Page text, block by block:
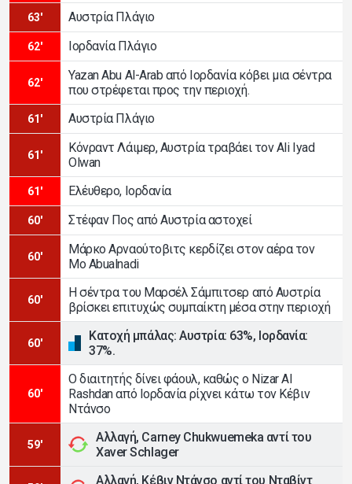
63' Αυστρία Πλάγιο
62' Ιορδανία Πλάγιο
62'
Yazan Abu Al-Arab από Ιορδανία κόβει μια σέντρα
που στρέφεται προς την περιοχή.
61' Αυστρία Πλάγιο
61'
Κόνραντ Λάιμερ, Αυστρία τραβάει τον Ali Iyad
Olwan
61' Ελέυθερο, Ιορδανία
60' Στέφαν Πος από Αυστρία αστοχεί
60'
Μάρκο Αρναούτοβιτς κερδίζει στον αέρα τον
Mo Abualnadi
60'
Η σέντρα του Μαρσέλ Σάμπιτσερ από Αυστρία
βρίσκει επιτυχώς συμπαίκτη μέσα στην περιοχή
60'
Κατοχή μπάλας: Αυστρία: 63%, Ιορδανία:
37%.
60'
Ο διαιτητής δίνει φάουλ, καθώς ο Nizar Al
Rashdan από Ιορδανία ρίχνει κάτω τον Κέβιν
Ντάνσο
59'
Αλλαγή, Carney Chukwuemeka αντί του
Xaver Schlager
Αλλαγή, Κέβιν Ντάνσο αντί του Νταβίντ